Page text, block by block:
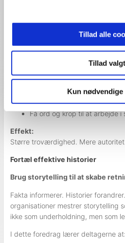
Tillad alle
Tillad
Kun nødvendige
som troværdige, usikre,
deltagerne at:
Bruge stemme og pauser
Styrke deres Executive
Undgå de klassiske
Få ord og krop til at arbejde i
Effekt:
Større troværdighed. Mere
Fortæl effektive historier
Brug storytelling til at skabe
Fakta informerer. Historier
organisationer mestrer storytelling
ikke som underholdning, men som
I dette foredrag lærer deltagerne at: